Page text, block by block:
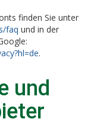
finden Sie unter
faq und in der
.
und